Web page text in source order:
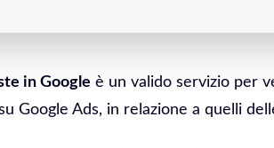
in Google è un valido servizio per
Google Ads, in relazione a quelli